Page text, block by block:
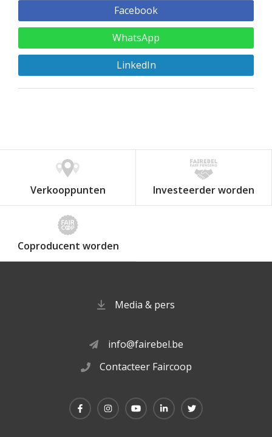
Facebook
WhatsApp
LinkedIn
Verkooppunten Investeerder worden
Coproducent worden
Media & pers
info@fairebel.be
Contacteer Faircoop